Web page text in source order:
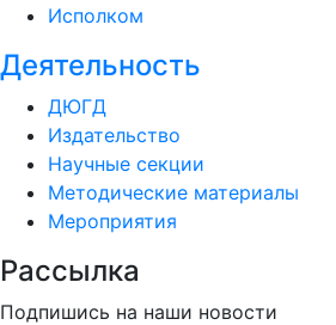
Исполком
Деятельность
ДЮГД
Издательство
Научные секции
Методические материалы
Мероприятия
Рассылка
Подпишись на наши новости